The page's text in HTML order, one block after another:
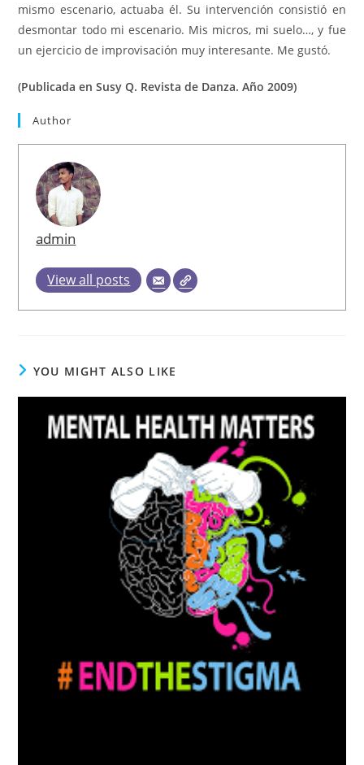
mismo escenario, actuaba él. Su intervención consistió en
desmontar todo mi escenario. Mis micros, mi suelo…, y fue
un ejercicio de improvisación muy interesante. Me gustó.
(Publicada en Susy Q. Revista de Danza. Año 2009)
Author
admin
View all posts
YOU MIGHT ALSO LIKE